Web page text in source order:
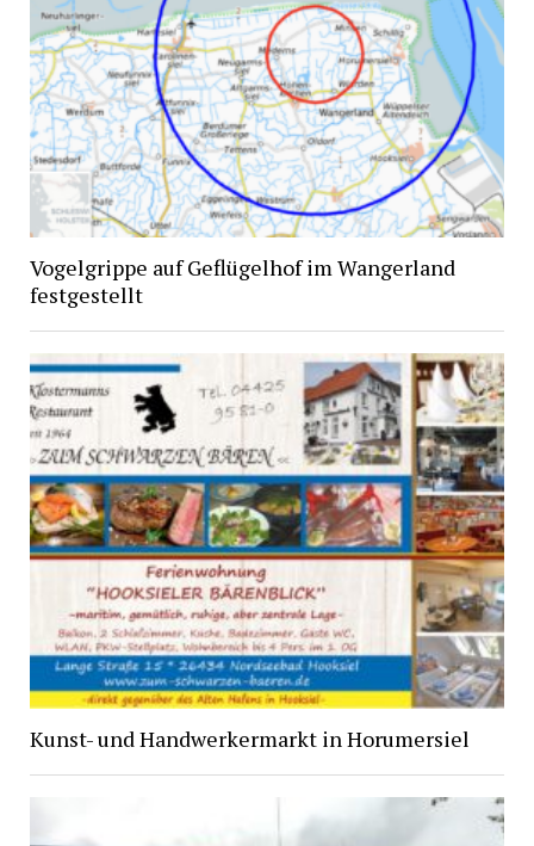
Vogelgrippe auf Geflügelhof im Wangerland
festgestellt
Kunst- und Handwerkermarkt in Horumersiel